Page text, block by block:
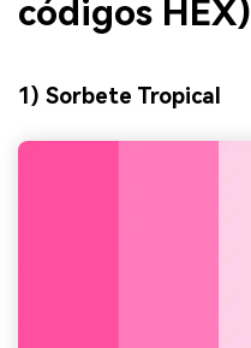
códigos HEX)
1) Sorbete Tropical